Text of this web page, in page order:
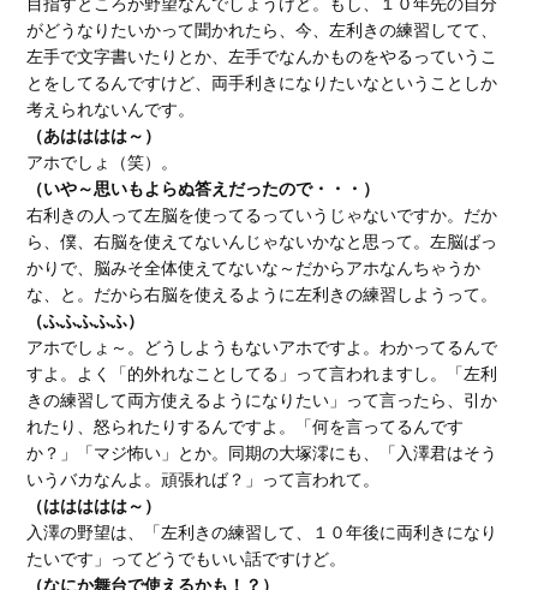
がどうなりたいかって聞かれたら、今、左利きの練習してて、
左手で文字書いたりとか、左手でなんかものをやるっていうこ
とをしてるんですけど、両手利きになりたいなということしか
考えられないんです。
（あはははは～）
アホでしょ（笑）。
（いや～思いもよらぬ答えだったので・・・）
右利きの人って左脳を使ってるっていうじゃないですか。だか
ら、僕、右脳を使えてないんじゃないかなと思って。左脳ばっ
かりで、脳みそ全体使えてないな～だからアホなんちゃうか
な、と。だから右脳を使えるように左利きの練習しようって。
（ふふふふふ）
アホでしょ～。どうしようもないアホですよ。わかってるんで
すよ。よく「的外れなことしてる」って言われますし。「左利
きの練習して両方使えるようになりたい」って言ったら、引か
れたり、怒られたりするんですよ。「何を言ってるんです
か？」「マジ怖い」とか。同期の大塚澪にも、「入澤君はそう
いうバカなんよ。頑張れば？」って言われて。
（ははははは～）
入澤の野望は、「左利きの練習して、１０年後に両利きになり
たいです」ってどうでもいい話ですけど。
（なにか舞台で使えるかも！？）